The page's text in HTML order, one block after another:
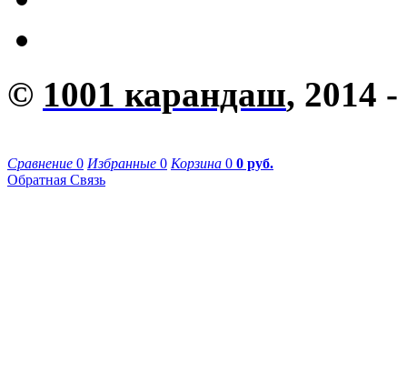
© 1001 карандаш, 2014 -
Сравнение 0 Избранные 0 Корзина 0 0 руб.
Обратная Связь